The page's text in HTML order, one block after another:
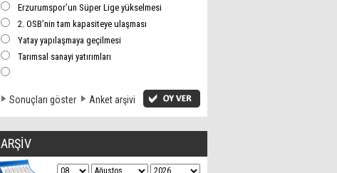
Erzurumspor’un Süper Lige yükselmesi
2. OSB’nin tam kapasiteye ulaşması
Yatay yapılaşmaya geçilmesi
Tarımsal sanayi yatırımları
Sonuçları göster Anket arşivi
ARŞİV